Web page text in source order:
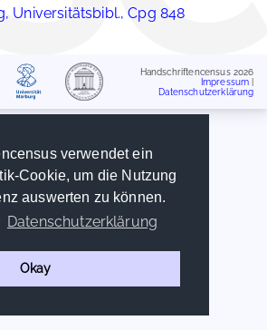
verwendet ein
Cookie, um die Nutzung
auswerten zu können.
Datenschutzerklärung
Okay
Universitätsbibl., Cpg 848
Handschriftencensus 2026
Impressum
Datenschutzerklärung